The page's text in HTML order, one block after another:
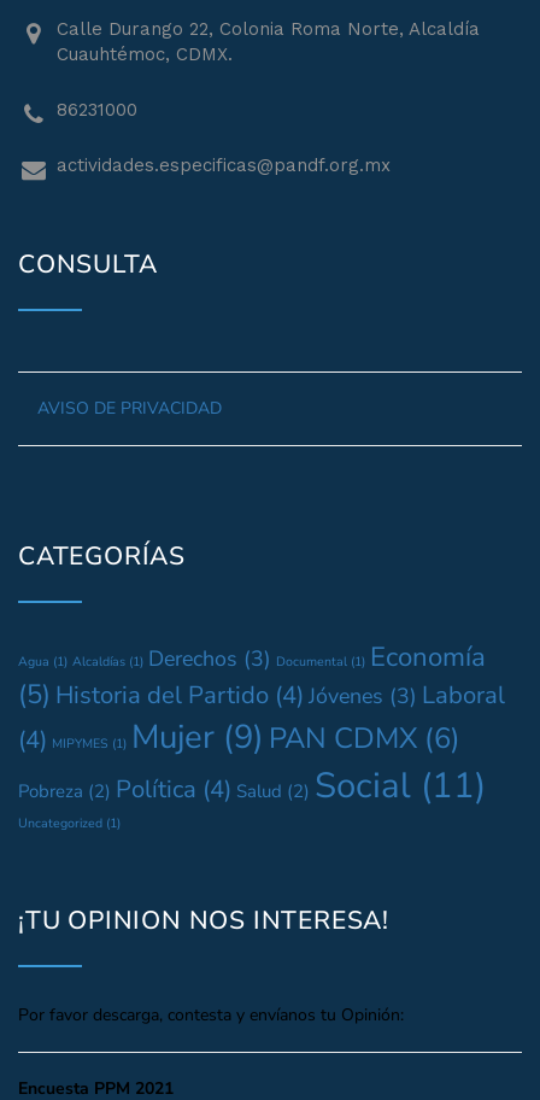
Calle Durango 22, Colonia Roma Norte, Alcaldía
Cuauhtémoc, CDMX.
86231000
actividades.especificas@pandf.org.mx
CONSULTA
AVISO DE PRIVACIDAD
CATEGORÍAS
Agua (1) Alcaldías (1) Derechos (3) Documental (1) Economía
(5) Historia del Partido (4) Jóvenes (3) Laboral
(4) MIPYMES (1) Mujer (9) PAN CDMX (6)
Pobreza (2) Política (4) Salud (2) Social (11)
Uncategorized (1)
¡TU OPINION NOS INTERESA!
Por favor descarga, contesta y envíanos tu Opinión:
Encuesta PPM 2021